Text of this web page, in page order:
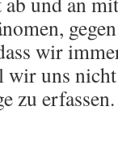
wir
wir uns
zu